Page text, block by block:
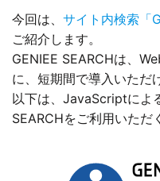
今回は、 サイト内検索「
ご紹介します。
GENIEE SEARCHは、
に、短期間で導入いただ
以下は、JavaScriptによ
SEARCHをご利用いただ